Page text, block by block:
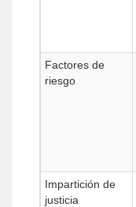
Factores de
riesgo
Impartición de
justicia